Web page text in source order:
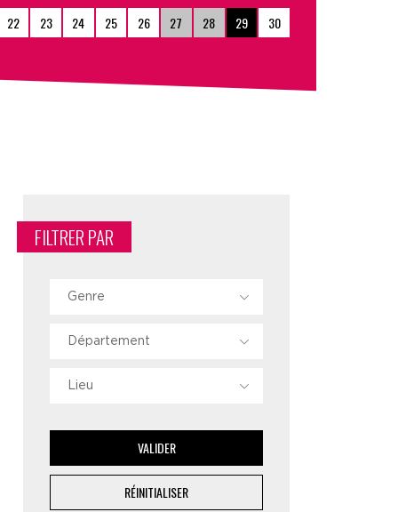
22 23 24 25 26 27 28 29 30
FILTRER PAR
Genre
Département
Lieu
VALIDER
RÉINITIALISER